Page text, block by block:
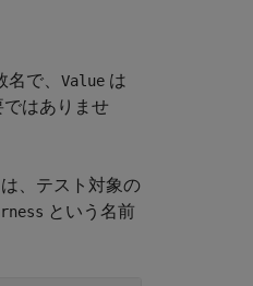
名で、 Value は
はありませ
は、テスト対象の
という名前